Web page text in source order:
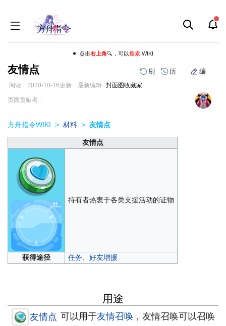
点击右上角🔍，可以搜索WIKI
友情点 刷 历 编
阅读 2020-10-16更新 最新编辑: 封面图收藏家
跳
航
跳
索
页面贡献者 :
方舟指令WIKI > 材料 > 友情点
友情点
持有者热衷于各类支援活动的证物
获得途径 任务、 好友增援
用途
友情点 可以用于友情召唤，友情召唤可以召唤